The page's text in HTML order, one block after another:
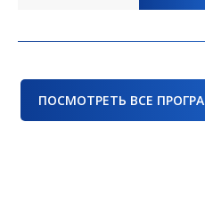
ПОСМОТРЕТЬ ВСЕ